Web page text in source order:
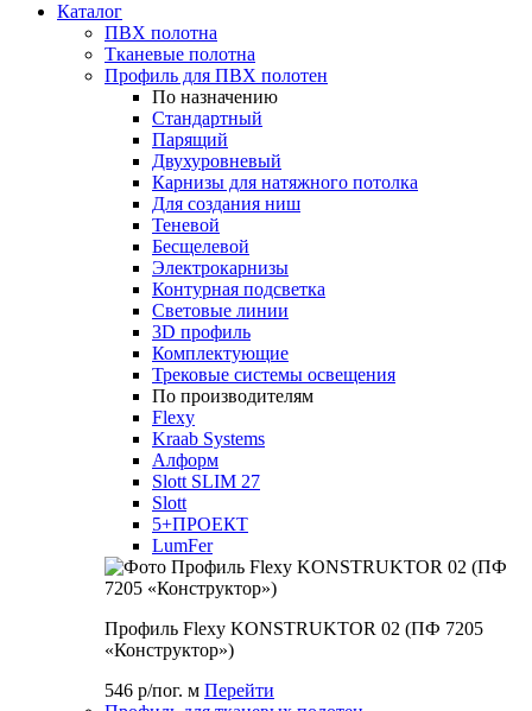
Каталог
ПВХ полотна
Тканевые полотна
Профиль для ПВХ полотен
По назначению
Стандартный
Парящий
Двухуровневый
Карнизы для натяжного потолка
Для создания ниш
Теневой
Бесщелевой
Электрокарнизы
Контурная подсветка
Световые линии
3D профиль
Комплектующие
Трековые системы освещения
По производителям
Flexy
Kraab Systems
Алформ
Slott SLIM 27
Slott
5+ПРОЕКТ
LumFer
Профиль Flexy KONSTRUKTOR 02 (ПФ 7205
«Конструктор»)
546 р/пог. м Перейти